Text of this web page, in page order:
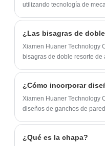
utilizando tecnología de
Xiamen Huaner Technology
bisagras de doble resorte
Xiamen Huaner Technology
diseños de ganchos de
¿Qué es la chapa?